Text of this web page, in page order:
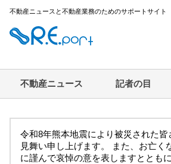
不動産ニュースと不動産業務のためのサポートサイト
不動産ニュース 記者の目
令和8年熊本地震により被災された皆
見舞い申し上げます。 また、お亡く
に謹んで哀悼の意を表しますととも